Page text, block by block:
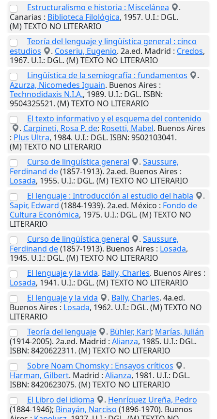
Estructuralismo e historia : Miscelánea
.
Canarias : Biblioteca Filológica, 1957. U.I.: DGL.
(M) TEXTO NO LITERARIO
Teoría del lenguaje y lingüística general : cinco
estudios
. Coseriu, Eugenio. 2a.ed. Madrid : Credos,
1967. U.I.: DGL. (M) TEXTO NO LITERARIO
Lingüística de la semiografía : fundamentos
.
Azurza, Nicomedes Iguain. Buenos Aires :
Technodidaxis N.I.A., 1989. U.I.: DGL. ISBN:
9504325521. (M) TEXTO NO LITERARIO
El texto informativo y el esquema del contenido
. Carpineti, Rosa P. de; Rosetti, Mabel. Buenos Aires
: Plus Ultra, 1984. U.I.: DGL. ISBN: 9502103041.
(M) TEXTO NO LITERARIO
Curso de lingüística general
. Saussure,
Ferdinand de(1857-1913). 2a.ed. Buenos Aires :
Losada, 1955. U.I.: DGL. (M) TEXTO NO LITERARIO
El lenguaje : Introducción al estudio del habla
.
Sapir, Edward (1884-1939). 2a.ed. México : Fondo de
Cultura Económica, 1975. U.I.: DGL. (M) TEXTO NO
LITERARIO
Curso de lingüística general
. Saussure,
Ferdinand de(1857-1913). Buenos Aires : Losada,
1945. U.I.: DGL. (M) TEXTO NO LITERARIO
El lenguaje y la vida. Bally, Charles. Buenos Aires :
Losada, 1941. U.I.: DGL. (M) TEXTO NO LITERARIO
El lenguaje y la vida
. Bally, Charles. 4a.ed.
Buenos Aires : Losada, 1962. U.I.: DGL. (M) TEXTO NO
LITERARIO
Teoría del lenguaje
. Bühler, Karl; Marías, Julián
(1914-2005). 2a.ed. Madrid : Alianza, 1985. U.I.: DGL.
ISBN: 8420622311. (M) TEXTO NO LITERARIO
Sobre Noam Chomsky : Ensayos críticos
.
Harman, Gilbert. Madrid : Alianza, 1981. U.I.: DGL.
ISBN: 8420623075. (M) TEXTO NO LITERARIO
El Libro del idioma
. Henríquez Ureña, Pedro
(1884-1946); Binayán, Narciso (1896-1970). Buenos